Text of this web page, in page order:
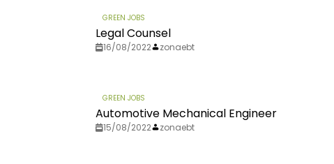
GREEN JOBS
Legal Counsel
16/08/2022 zonaebt
GREEN JOBS
Automotive Mechanical Engineer
15/08/2022 zonaebt